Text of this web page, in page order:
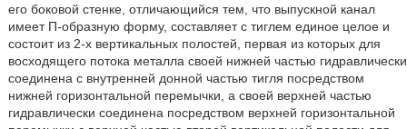
его боковой стенке, отличающийся тем, что выпускной канал
имеет П-образную форму, составляет с тиглем единое целое и
состоит из 2-х вертикальных полостей, первая из которых для
восходящего потока металла своей нижней частью гидравлически
соединена с внутренней донной частью тигля посредством
нижней горизонтальной перемычки, а своей верхней частью
гидравлически соединена посредством верхней горизонтальной